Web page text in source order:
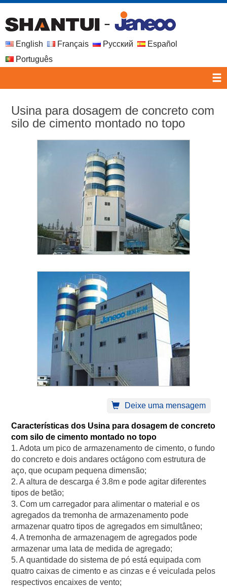
English Français Русский
Español
Português
Usina para dosagem de concreto com
silo de cimento montado no topo
Deixe uma mensagem
Características dos Usina para dosagem de concreto
com silo de cimento montado no topo
1. Adota um pico de armazenamento de cimento, o fundo
do concreto e dois andares octágono com estrutura de
aço, que ocupam pequena dimensão;
2. A altura de descarga é 3.8m e pode agitar diferentes
tipos de betão;
3. Com um carregador para alimentar o material e os
agregados da tremonha de armazenamento pode
armazenar quatro tipos de agregados em simultâneo;
4. A tremonha de armazenagem de agregados pode
armazenar uma lata de medida de agregado;
5. A quantidade do sistema de pó está equipada com
quatro caixas de cimento e as cinzas e é veiculada pelos
respectivos encaixes de vento;